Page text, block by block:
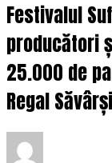
Festivalul
producători
25.000 de
Regal